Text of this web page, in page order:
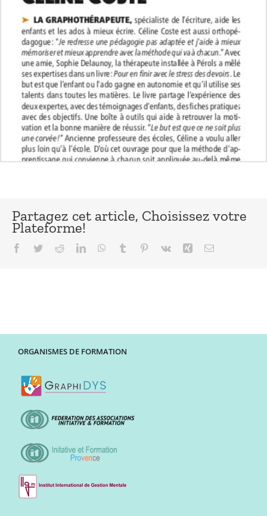
Partagez cet article, Choisissez votre
Plateforme!
Facebook
TwitterRedditLinkedInWhatsApp
Tumblr Pinterest
Vk Xing Email
ORGANISMES DE FORMATION